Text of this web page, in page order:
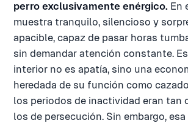
perro exclusivamente enérgico. En
muestra tranquilo, silencioso y
apacible, capaz de pasar horas
sin demandar atención constante.
interior no es apatía, sino una
heredada de su función como
los periodos de inactividad eran tan
los de persecución. Sin embargo,